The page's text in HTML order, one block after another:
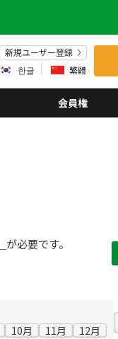
新規ユーザー登録
한글 繁體
会員権
が必要です。
10月 11月 12月